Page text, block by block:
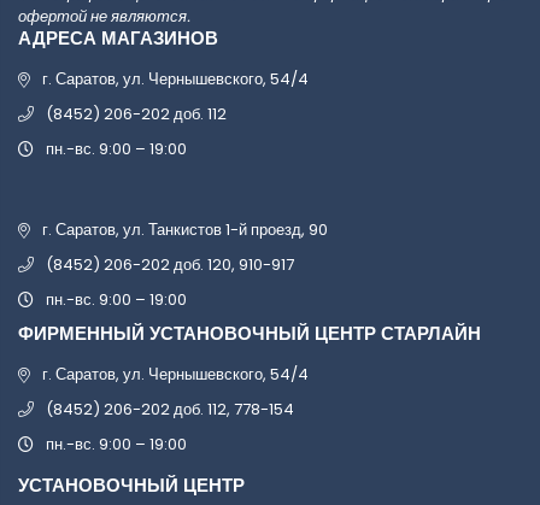
офертой не являются.
АДРЕСА МАГАЗИНОВ
г. Саратов, ул. Чернышевского, 54/4
(8452) 206-202 доб. 112
пн.-вс. 9:00 – 19:00
г. Саратов, ул. Танкистов 1-й проезд, 90
(8452) 206-202 доб. 120, 910-917
пн.-вс. 9:00 – 19:00
ФИРМЕННЫЙ УСТАНОВОЧНЫЙ ЦЕНТР СТАРЛАЙН
г. Саратов, ул. Чернышевского, 54/4
(8452) 206-202 доб. 112, 778-154
пн.-вс. 9:00 – 19:00
УСТАНОВОЧНЫЙ ЦЕНТР